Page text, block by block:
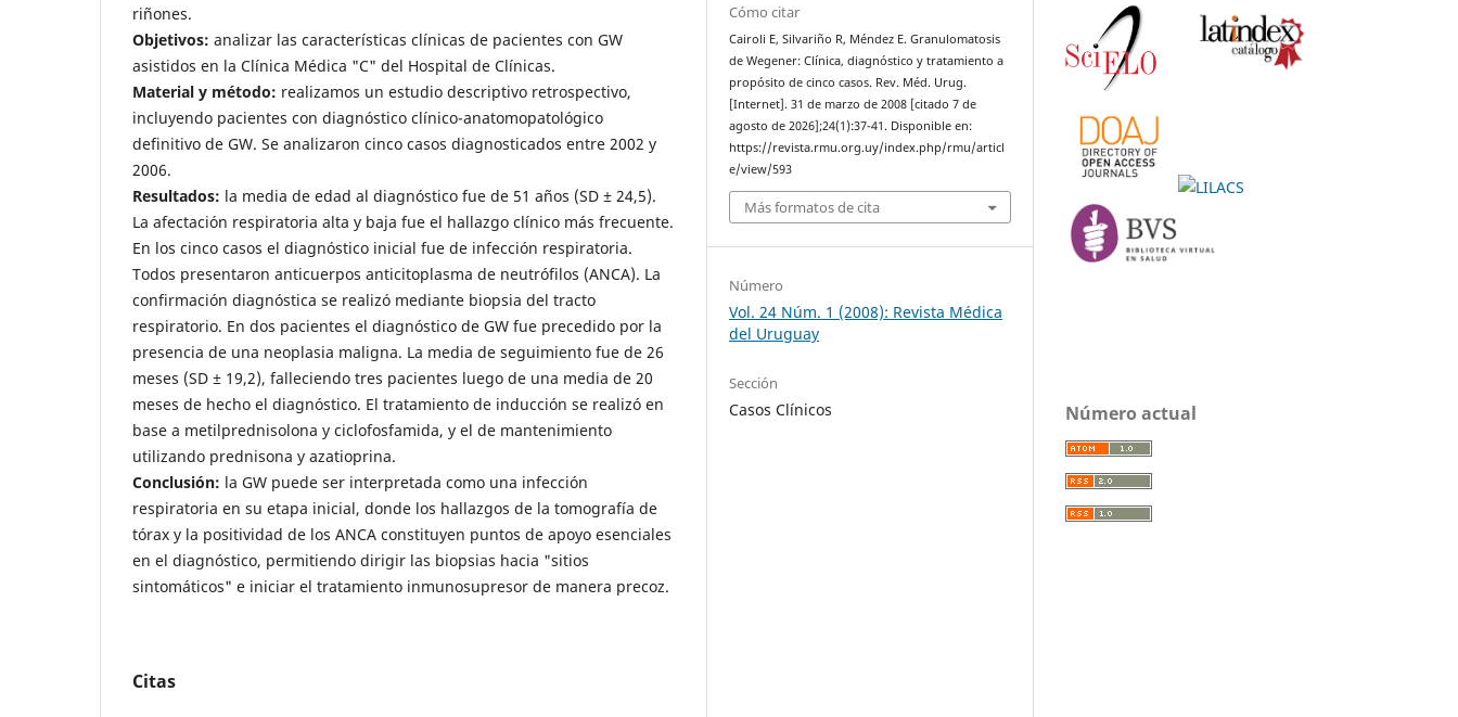
riñones.
Objetivos: analizar las características clínicas de pacientes con GW
asistidos en la Clínica Médica "C" del Hospital de Clínicas.
Material y método: realizamos un estudio descriptivo retrospectivo,
incluyendo pacientes con diagnóstico clínico-anatomopatológico
definitivo de GW. Se analizaron cinco casos diagnosticados entre 2002 y
2006.
Resultados: la media de edad al diagnóstico fue de 51 años (SD ± 24,5).
La afectación respiratoria alta y baja fue el hallazgo clínico más frecuente.
En los cinco casos el diagnóstico inicial fue de infección respiratoria.
Todos presentaron anticuerpos anticitoplasma de neutrófilos (ANCA). La
confirmación diagnóstica se realizó mediante biopsia del tracto
respiratorio. En dos pacientes el diagnóstico de GW fue precedido por la
presencia de una neoplasia maligna. La media de seguimiento fue de 26
meses (SD ± 19,2), falleciendo tres pacientes luego de una media de 20
meses de hecho el diagnóstico. El tratamiento de inducción se realizó en
base a metilprednisolona y ciclofosfamida, y el de mantenimiento
utilizando prednisona y azatioprina.
Conclusión: la GW puede ser interpretada como una infección
respiratoria en su etapa inicial, donde los hallazgos de la tomografía de
tórax y la positividad de los ANCA constituyen puntos de apoyo esenciales
en el diagnóstico, permitiendo dirigir las biopsias hacia "sitios
sintomáticos" e iniciar el tratamiento inmunosupresor de manera precoz.
Citas
Cómo citar
Cairoli E, Silvariño R, Méndez E. Granulomatosis
de Wegener: Clínica, diagnóstico y tratamiento a
propósito de cinco casos. Rev. Méd. Urug.
[Internet]. 31 de marzo de 2008 [citado 7 de
agosto de 2026];24(1):37-41. Disponible en:
https://revista.rmu.org.uy/index.php/rmu/articl
e/view/593
Más formatos de cita
Número
Vol. 24 Núm. 1 (2008): Revista Médica
del Uruguay
Sección
Casos Clínicos Número actual